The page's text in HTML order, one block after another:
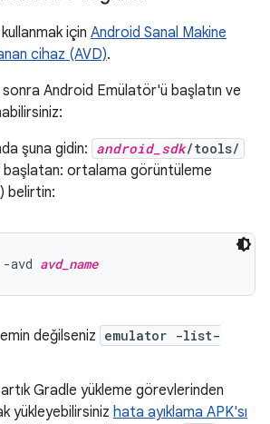
için Android Sanal Makine
cihaz (AVD).
Android Emülatör'ü başlatın ve
şuna gidin: android_sdk/tools/
ortalama görüntüleme
belirtin:
avd avd_name
değilseniz emulator -list-
artık Gradle yükleme görevlerinden
yükleyebilirsiniz hata ayıklama APK'sı